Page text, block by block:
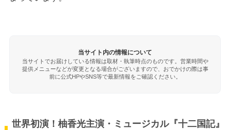
当サイト内の情報について
当サイトでお届けしている情報は取材・執筆時点のものです。営業時間や
提供メニューなどが変更となる場合がございますので、おでかけの際は事
前に公式HPやSNS等で最新情報をご確認ください。
世界初演！柚香光主演・ミュージカル『十二国記』